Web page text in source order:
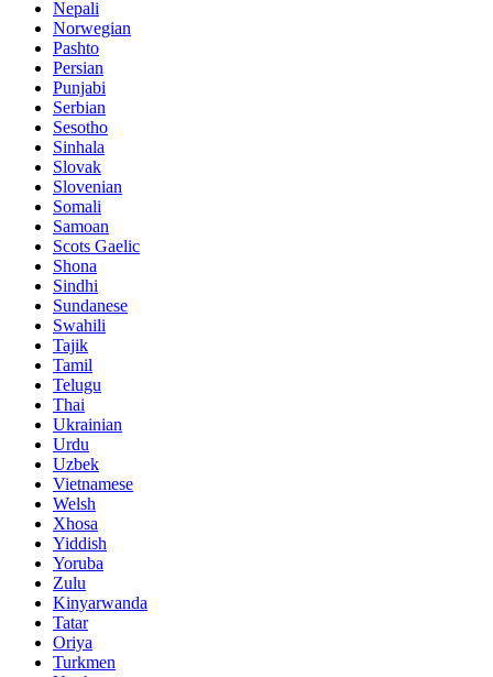
Nepali
Norwegian
Pashto
Persian
Punjabi
Serbian
Sesotho
Sinhala
Slovak
Slovenian
Somali
Samoan
Scots Gaelic
Shona
Sindhi
Sundanese
Swahili
Tajik
Tamil
Telugu
Thai
Ukrainian
Urdu
Uzbek
Vietnamese
Welsh
Xhosa
Yiddish
Yoruba
Zulu
Kinyarwanda
Tatar
Oriya
Turkmen